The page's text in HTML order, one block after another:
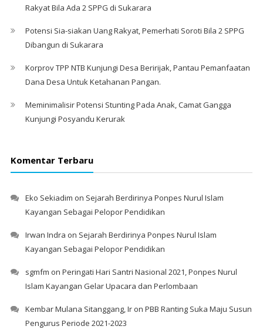
Rakyat Bila Ada 2 SPPG di Sukarara
Potensi Sia-siakan Uang Rakyat, Pemerhati Soroti Bila 2 SPPG
Dibangun di Sukarara
Korprov TPP NTB Kunjungi Desa Beririjak, Pantau Pemanfaatan
Dana Desa Untuk Ketahanan Pangan.
Meminimalisir Potensi Stunting Pada Anak, Camat Gangga
Kunjungi Posyandu Kerurak
Komentar Terbaru
Eko Sekiadim on Sejarah Berdirinya Ponpes Nurul Islam
Kayangan Sebagai Pelopor Pendidikan
Irwan Indra on Sejarah Berdirinya Ponpes Nurul Islam
Kayangan Sebagai Pelopor Pendidikan
sgmfm on Peringati Hari Santri Nasional 2021, Ponpes Nurul
Islam Kayangan Gelar Upacara dan Perlombaan
Kembar Mulana Sitanggang, Iron PBB Ranting Suka Maju Susun
Pengurus Periode 2021-2023